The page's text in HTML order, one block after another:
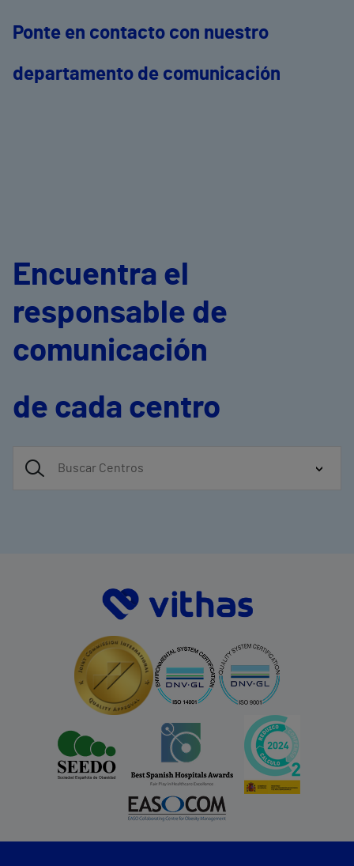
Ponte en contacto con nuestro
departamento de comunicación
Encuentra el
responsable de
comunicación
de cada centro